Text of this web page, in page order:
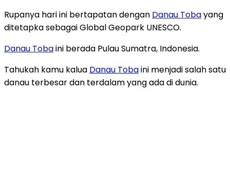
Rupanya hari ini bertapatan dengan Danau Tobayang
ditetapka sebagai Global Geopark UNESCO.
Danau Tobaini berada Pulau Sumatra, Indonesia.
Tahukah kamu kalua Danau Tobaini menjadi salah satu
danau terbesar dan terdalam yang ada di dunia.